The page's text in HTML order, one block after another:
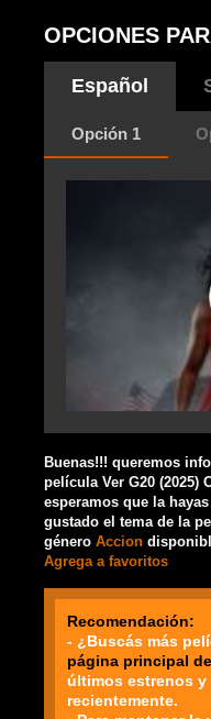
OPCIONES
Español
Opción 1
Buenas!!! queremos
película Ver G20 (2025)
esperamos que la
gustado el tema de la
género Accion
Agrega a favoritos
Recomendación:
- ¿Buscás más
página principal
últimos estrenos
recientemente.